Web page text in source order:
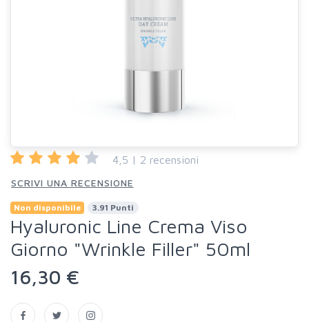
4,5 | 2 recensioni
SCRIVI UNA RECENSIONE
Non disponibile 3.91 Punti
Hyaluronic Line Crema Viso
Giorno "Wrinkle Filler" 50ml
16,30 €